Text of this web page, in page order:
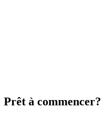
Prêt à commencer?